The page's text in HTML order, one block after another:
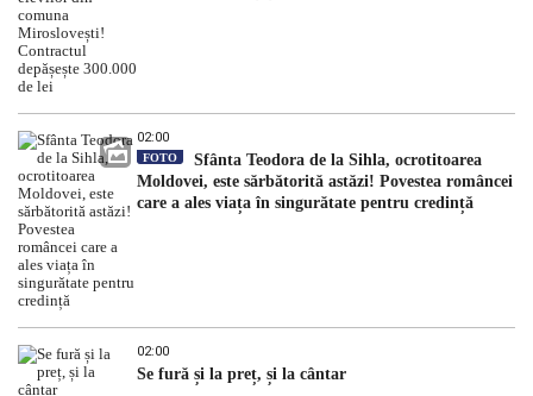
02:00
FOTO
Sfânta Teodora de la Sihla, ocrotitoarea
Moldovei, este sărbătorită astăzi! Povestea româncei
care a ales viața în singurătate pentru credință
02:00
Se fură și la preț, și la cântar